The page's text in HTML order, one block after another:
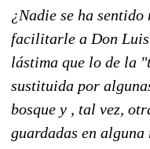
¿Nadie se ha
facilitarle a Don
lástima que lo de la
sustituida por
bosque y , tal vez,
guardadas en